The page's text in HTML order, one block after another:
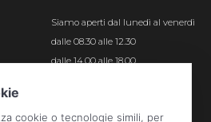
Siamo aperti dal lunedì al venerdì
dalle 08.30 alle 12.30
dalle 14.00 alle 18.00